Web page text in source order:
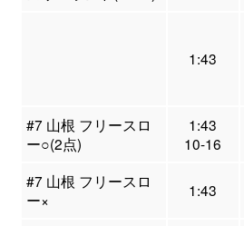
1:43
#7 山根 フリースロ
ー○(2点)
1:43
10-16
#7 山根 フリースロ
ー×
1:43